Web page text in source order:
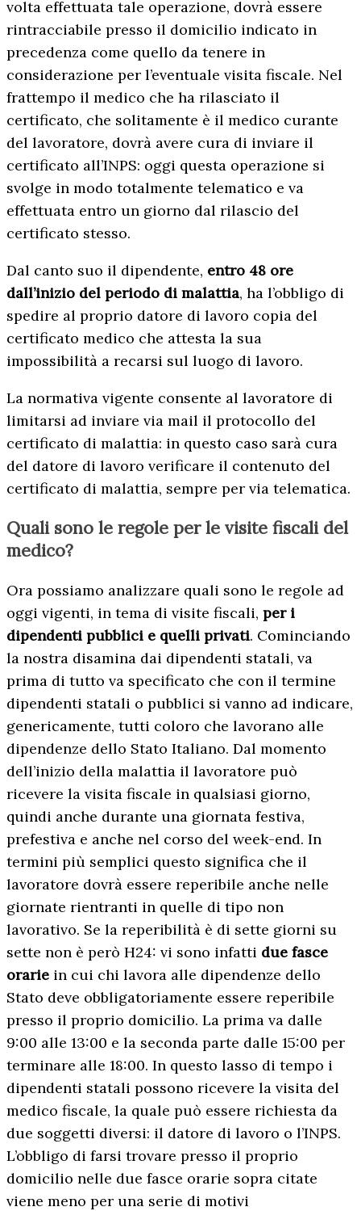
volta effettuata tale operazione, dovrà essere
rintracciabile presso il domicilio indicato in
precedenza come quello da tenere in
considerazione per l’eventuale visita fiscale. Nel
frattempo il medico che ha rilasciato il
certificato, che solitamente è il medico curante
del lavoratore, dovrà avere cura di inviare il
certificato all’INPS: oggi questa operazione si
svolge in modo totalmente telematico e va
effettuata entro un giorno dal rilascio del
certificato stesso.
Dal canto suo il dipendente, entro 48 ore
dall’inizio del periodo di malattia, ha l’obbligo di
spedire al proprio datore di lavoro copia del
certificato medico che attesta la sua
impossibilità a recarsi sul luogo di lavoro.
La normativa vigente consente al lavoratore di
limitarsi ad inviare via mail il protocollo del
certificato di malattia: in questo caso sarà cura
del datore di lavoro verificare il contenuto del
certificato di malattia, sempre per via telematica.
Quali sono le regole per le visite fiscali del
medico?
Ora possiamo analizzare quali sono le regole ad
oggi vigenti, in tema di visite fiscali, per i
dipendenti pubblici e quelli privati. Cominciando
la nostra disamina dai dipendenti statali, va
prima di tutto va specificato che con il termine
dipendenti statali o pubblici si vanno ad indicare,
genericamente, tutti coloro che lavorano alle
dipendenze dello Stato Italiano. Dal momento
dell’inizio della malattia il lavoratore può
ricevere la visita fiscale in qualsiasi giorno,
quindi anche durante una giornata festiva,
prefestiva e anche nel corso del week-end. In
termini più semplici questo significa che il
lavoratore dovrà essere reperibile anche nelle
giornate rientranti in quelle di tipo non
lavorativo. Se la reperibilità è di sette giorni su
sette non è però H24: vi sono infatti due fasce
orarie in cui chi lavora alle dipendenze dello
Stato deve obbligatoriamente essere reperibile
presso il proprio domicilio. La prima va dalle
9:00 alle 13:00 e la seconda parte dalle 15:00 per
terminare alle 18:00. In questo lasso di tempo i
dipendenti statali possono ricevere la visita del
medico fiscale, la quale può essere richiesta da
due soggetti diversi: il datore di lavoro o l’INPS.
L’obbligo di farsi trovare presso il proprio
domicilio nelle due fasce orarie sopra citate
viene meno per una serie di motivi